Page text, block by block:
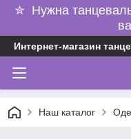
✮ Нужна
Интернет-магазин
Наш каталог